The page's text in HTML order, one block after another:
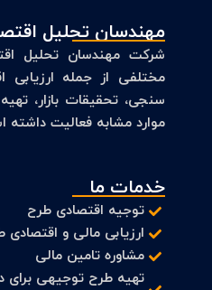
مهندسان تحلیل
شرکت مهندسان تحلیل
مختلفی از جمله ارزیابی
سنجی، تحقیقات بازار،
موارد مشابه فعالیت داشته
خدمات ما
توجیه اقتصادی طرح
ارزیابی مالی و اقتصادی
مشاوره تامین مالی
تهیه طرح توجیهی برای